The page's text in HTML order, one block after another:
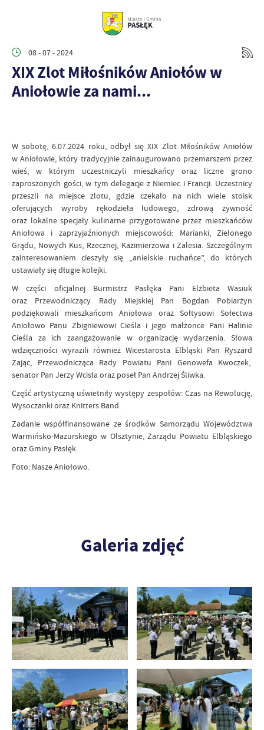
08 - 07 - 2024
XIX Zlot Miłośników Aniołów w
Aniołowie za nami...
W sobotę, 6.07.2024 roku, odbył się XIX Zlot Miłośników Aniołów
w Aniołowie, który tradycyjnie zainaugurowano przemarszem przez
wieś, w którym uczestniczyli mieszkańcy oraz liczne grono
zaproszonych gości, w tym delegacje z Niemiec i Francji. Uczestnicy
przeszli na miejsce zlotu, gdzie czekało na nich wiele stoisk
oferujących wyroby rękodzieła ludowego, zdrową żywność
oraz lokalne specjały kulinarne przygotowane przez mieszkańców
Aniołowa i zaprzyjaźnionych miejscowości: Marianki, Zielonego
Grądu, Nowych Kus, Rzecznej, Kazimierzowa i Zalesia. Szczególnym
zainteresowaniem cieszyły się „anielskie ruchańce”, do których
ustawiały się długie kolejki.
W części oficjalnej Burmistrz Pasłęka Pani Elżbieta Wasiuk
oraz Przewodniczący Rady Miejskiej Pan Bogdan Pobiarżyn
podziękowali mieszkańcom Aniołowa oraz Sołtysowi Sołectwa
Aniołowo Panu Zbigniewowi Cieśla i jego małżonce Pani Halinie
Cieśla za ich zaangażowanie w organizację wydarzenia. Słowa
wdzięczności wyrazili również Wicestarosta Elbląski Pan Ryszard
Zając, Przewodnicząca Rady Powiatu Pani Genowefa Kwoczek,
senator Pan Jerzy Wcisła oraz poseł Pan Andrzej Śliwka.
Część artystyczną uświetniły występy zespołów: Czas na Rewolucję,
Wysoczanki oraz Knitters Band.
Zadanie współfinansowane ze środków Samorządu Województwa
Warmińsko-Mazurskiego w Olsztynie, Zarządu Powiatu Elbląskiego
oraz Gminy Pasłęk.
Foto: Nasze Aniołowo.
Galeria zdjęć